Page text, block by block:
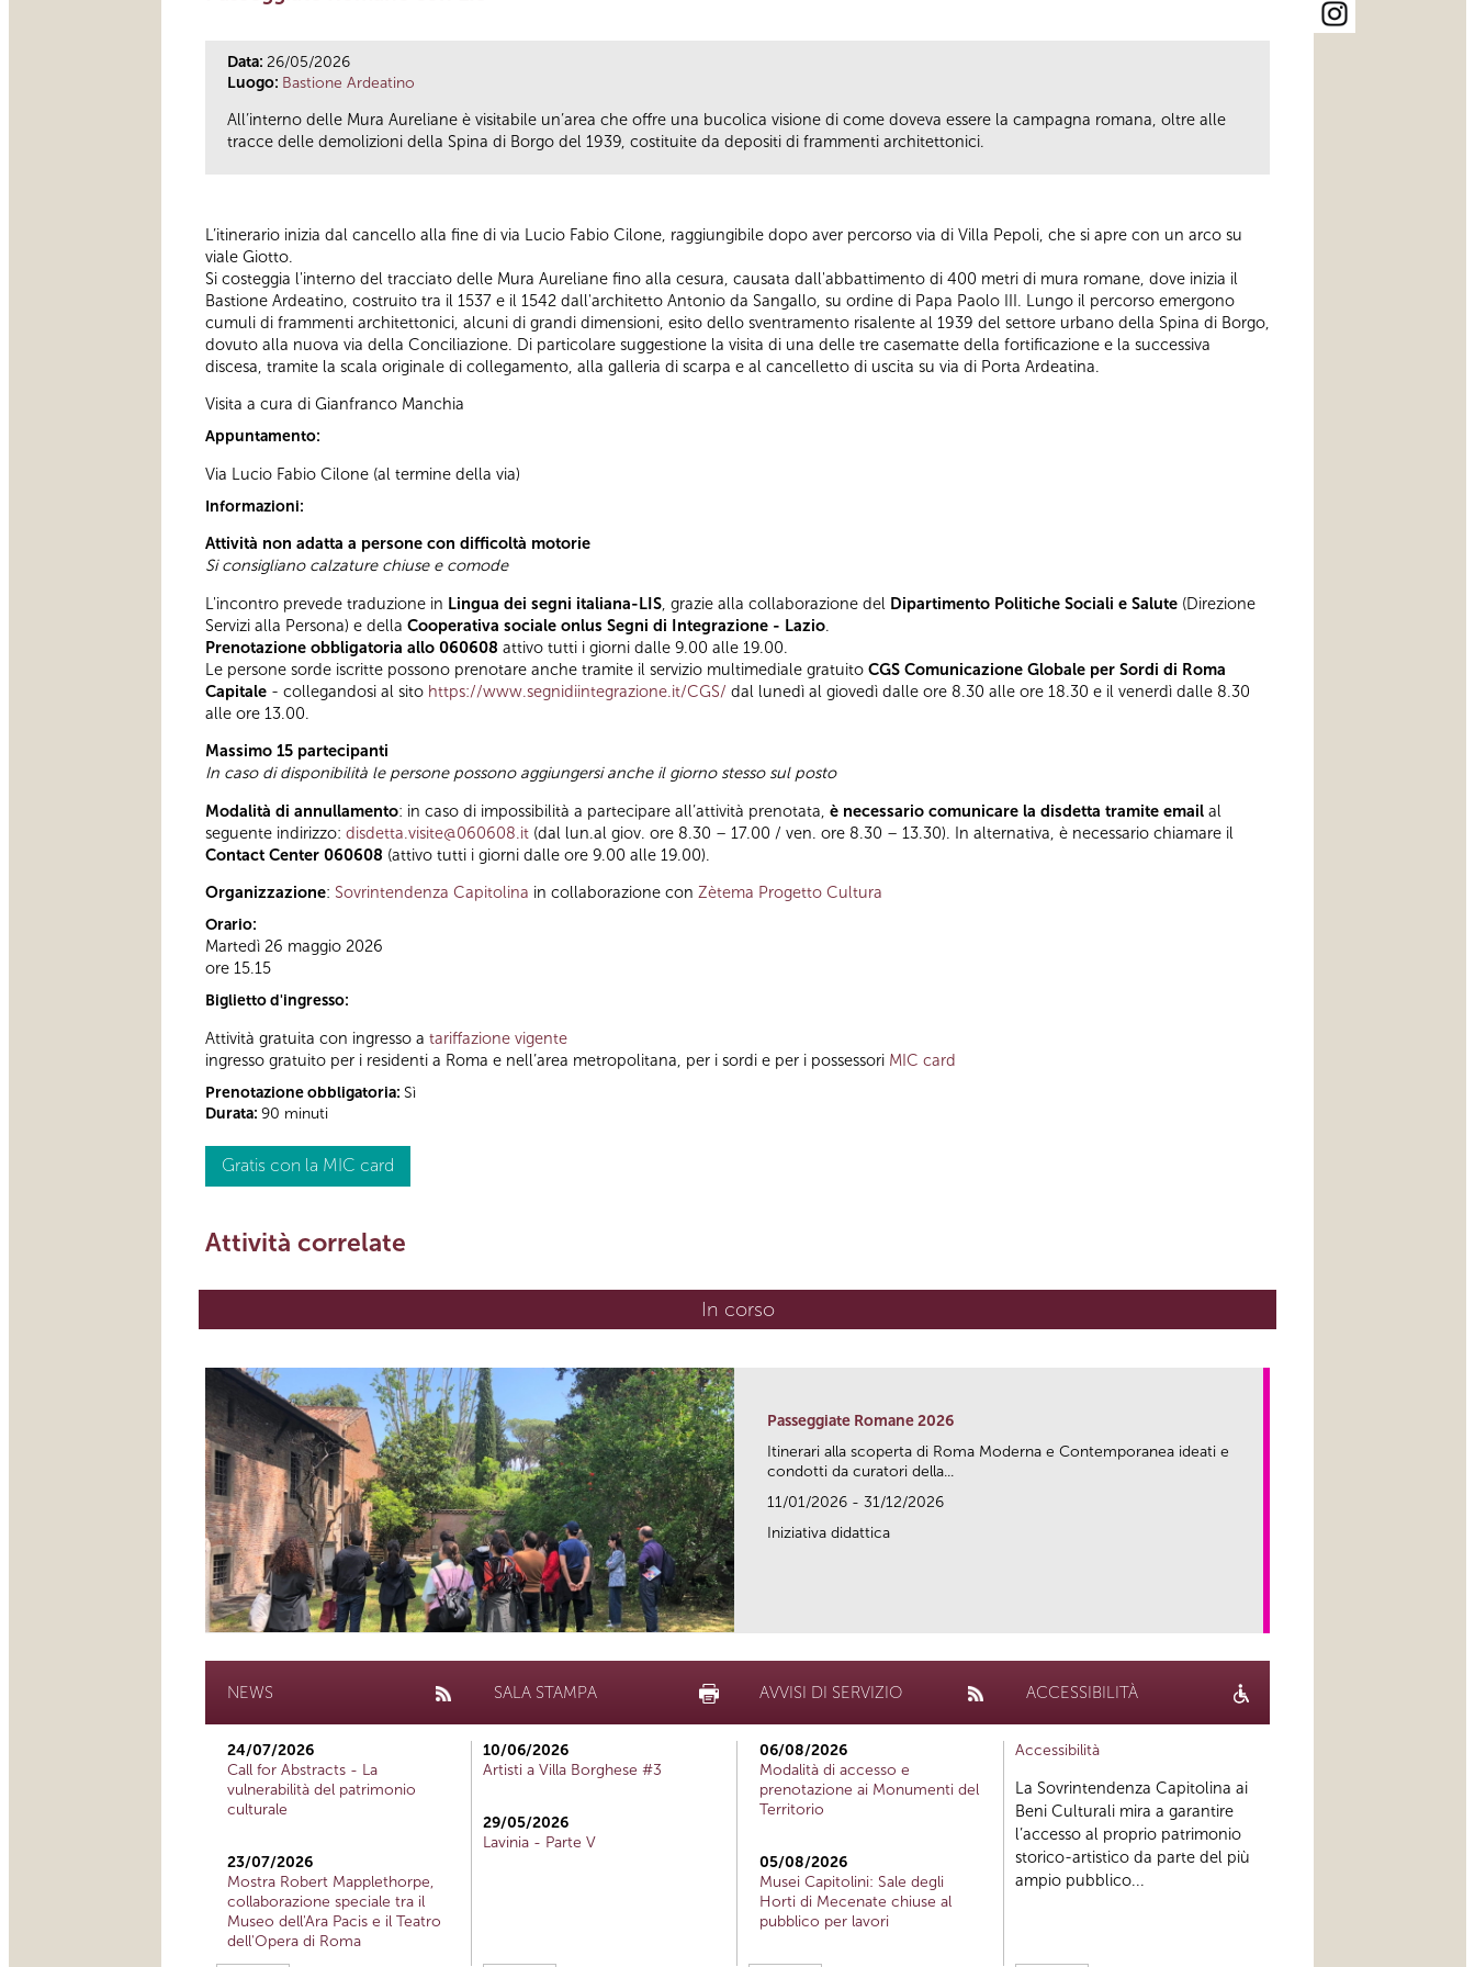
Data: 26/05/2026
Luogo: Bastione Ardeatino
All’interno delle Mura Aureliane è visitabile un’area che offre una bucolica visione di come doveva essere la campagna romana, oltre alle
tracce delle demolizioni della Spina di Borgo del 1939, costituite da depositi di frammenti architettonici.
L’itinerario inizia dal cancello alla fine di via Lucio Fabio Cilone, raggiungibile dopo aver percorso via di Villa Pepoli, che si apre con un arco su
viale Giotto.
Si costeggia l'interno del tracciato delle Mura Aureliane fino alla cesura, causata dall'abbattimento di 400 metri di mura romane, dove inizia il
Bastione Ardeatino, costruito tra il 1537 e il 1542 dall'architetto Antonio da Sangallo, su ordine di Papa Paolo III. Lungo il percorso emergono
cumuli di frammenti architettonici, alcuni di grandi dimensioni, esito dello sventramento risalente al 1939 del settore urbano della Spina di Borgo,
dovuto alla nuova via della Conciliazione. Di particolare suggestione la visita di una delle tre casematte della fortificazione e la successiva
discesa, tramite la scala originale di collegamento, alla galleria di scarpa e al cancelletto di uscita su via di Porta Ardeatina.
Visita a cura di Gianfranco Manchia
Appuntamento:
Via Lucio Fabio Cilone (al termine della via)
Informazioni:
Attività non adatta a persone con difficoltà motorie
Si consigliano calzature chiuse e comode
L'incontro prevede traduzione in Lingua dei segni italiana-LIS, grazie alla collaborazione del Dipartimento Politiche Sociali e Salute (Direzione
Servizi alla Persona) e della Cooperativa sociale onlus Segni di Integrazione - Lazio.
Prenotazione obbligatoria allo 060608 attivo tutti i giorni dalle 9.00 alle 19.00.
Le persone sorde iscritte possono prenotare anche tramite il servizio multimediale gratuito CGS Comunicazione Globale per Sordi di Roma
Capitale - collegandosi al sito https://www.segnidiintegrazione.it/CGS/ dal lunedì al giovedì dalle ore 8.30 alle ore 18.30 e il venerdì dalle 8.30
alle ore 13.00.
Massimo 15 partecipanti
In caso di disponibilità le persone possono aggiungersi anche il giorno stesso sul posto
Modalità di annullamento: in caso di impossibilità a partecipare all’attività prenotata, è necessario comunicare la disdetta tramite email al
seguente indirizzo: disdetta.visite@060608.it (dal lun.al giov. ore 8.30 – 17.00 / ven. ore 8.30 – 13.30). In alternativa, è necessario chiamare il
Contact Center 060608 (attivo tutti i giorni dalle ore 9.00 alle 19.00).
Organizzazione: Sovrintendenza Capitolina in collaborazione con Zètema Progetto Cultura
Orario:
Martedì 26 maggio 2026
ore 15.15
Biglietto d'ingresso:
Attività gratuita con ingresso a tariffazione vigente
ingresso gratuito per i residenti a Roma e nell’area metropolitana, per i sordi e per i possessori MIC card
Prenotazione obbligatoria: Sì
Durata: 90 minuti
Gratis con la MIC card
Attività correlate
In corso(scheda attiva)
Passeggiate Romane 2026
Itinerari alla scoperta di Roma Moderna e Contemporanea ideati e
condotti da curatori della...
11/01/2026 - 31/12/2026
Iniziativa didattica
NEWS
24/07/2026
Call for Abstracts - La
vulnerabilità del patrimonio
culturale
23/07/2026
Mostra Robert Mapplethorpe,
collaborazione speciale tra il
Museo dell'Ara Pacis e il Teatro
dell'Opera di Roma
SALA STAMPA
10/06/2026
Artisti a Villa Borghese #3
29/05/2026
Lavinia - Parte V
AVVISI DI SERVIZIO
06/08/2026
Modalità di accesso e
prenotazione ai Monumenti del
Territorio
05/08/2026
Musei Capitolini: Sale degli
Horti di Mecenate chiuse al
pubblico per lavori
ACCESSIBILITÀ
Accessibilità
La Sovrintendenza Capitolina ai
Beni Culturali mira a garantire
l’accesso al proprio patrimonio
storico-artistico da parte del più
ampio pubblico...